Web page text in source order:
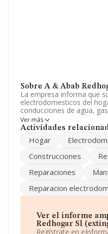
Sobre A & Abab
La empresa informa que
electrodomesticos del
conducciones de agua,
domestico. reparación de
reformas de interior. La
actividad CNAE como
CIF B84481191, está
Marquesado núm. 12 Nav
En base a la información
sobre 188.948
facturación alcanza la
Ver más
Actividades
Hogar
Construcciones
Reparaciones
Reparacion
Ver el informe
Redhogar Sl
Regístrate en